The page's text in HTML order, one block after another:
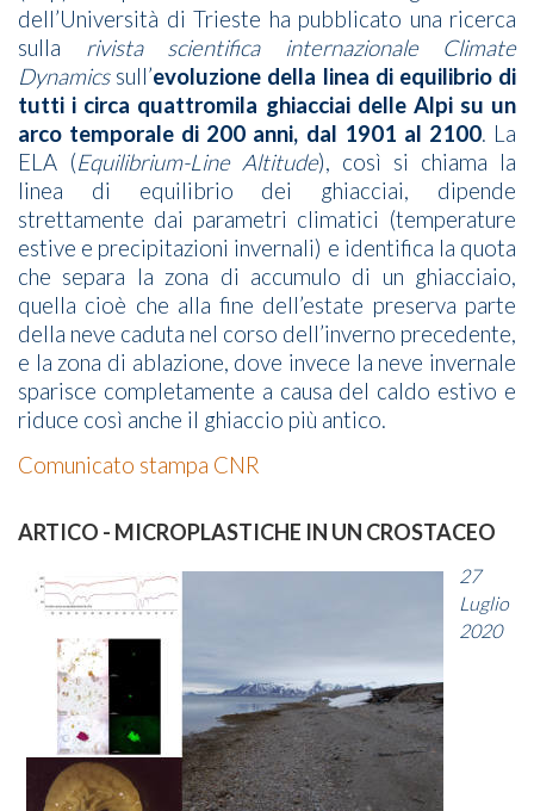
dell’Università di Trieste ha pubblicato una ricerca
sulla rivista scientifica internazionale Climate
Dynamicssull’evoluzione della linea di equilibrio di
tutti i circa quattromila ghiacciai delle Alpi su un
arco temporale di 200 anni, dal 1901 al 2100. La
ELA (Equilibrium-Line Altitude), così si chiama la
linea di equilibrio dei ghiacciai, dipende
strettamente dai parametri climatici (temperature
estive e precipitazioni invernali) e identifica la quota
che separa la zona di accumulo di un ghiacciaio,
quella cioè che alla fine dell’estate preserva parte
della neve caduta nel corso dell’inverno precedente,
e la zona di ablazione, dove invece la neve invernale
sparisce completamente a causa del caldo estivo e
riduce così anche il ghiaccio più antico.
Comunicato stampa CNR
ARTICO - MICROPLASTICHE IN UN CROSTACEO
27
Luglio
2020